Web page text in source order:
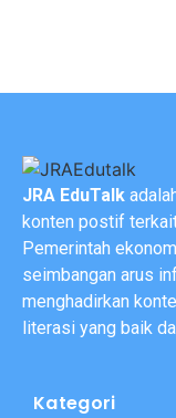
JRA EduTalk
konten postif
Pemerintah
seimbangan arus
menghadirkan
literasi yang baik
Kategori